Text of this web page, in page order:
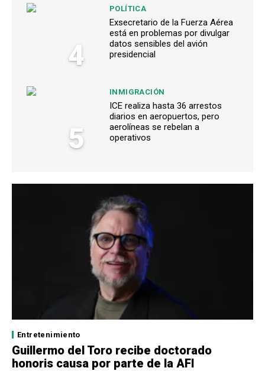
4
POLÍTICA
Exsecretario de la Fuerza Aérea
está en problemas por divulgar
datos sensibles del avión
presidencial
5
INMIGRACIÓN
ICE realiza hasta 36 arrestos
diarios en aeropuertos, pero
aerolíneas se rebelan a
operativos
Entretenimiento
Guillermo del Toro recibe doctorado
honoris causa por parte de la AFI